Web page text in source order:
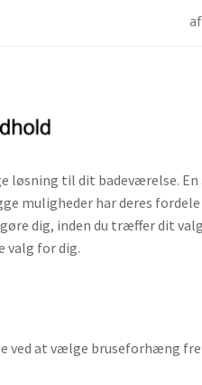
af
løsning til dit badeværelse. En
muligheder har deres fordele
dig, inden du træffer dit
valg for dig.
ved at vælge bruseforhæng